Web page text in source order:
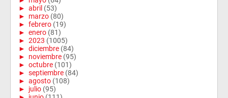
► abril (53)
► marzo (80)
► febrero (19)
► enero (81)
► 2023 (1005)
► diciembre (84)
► noviembre (95)
► octubre (101)
► septiembre (84)
► agosto (108)
► julio (95)